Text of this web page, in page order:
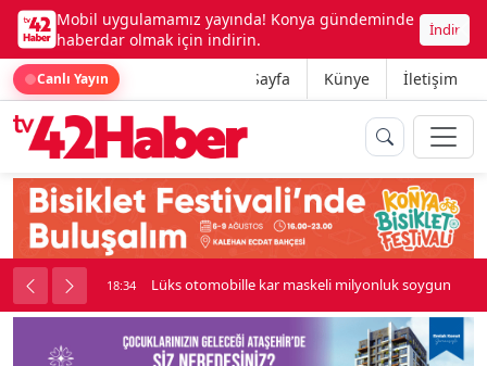
Mobil uygulamamız yayında! Konya gündeminde
haberdar olmak için indirin.
İndir
Canlı Yayın Ana Sayfa Künye İletişim
kavga çıktı 18:34 Lüks otomobille kar maskeli milyonluk soygun